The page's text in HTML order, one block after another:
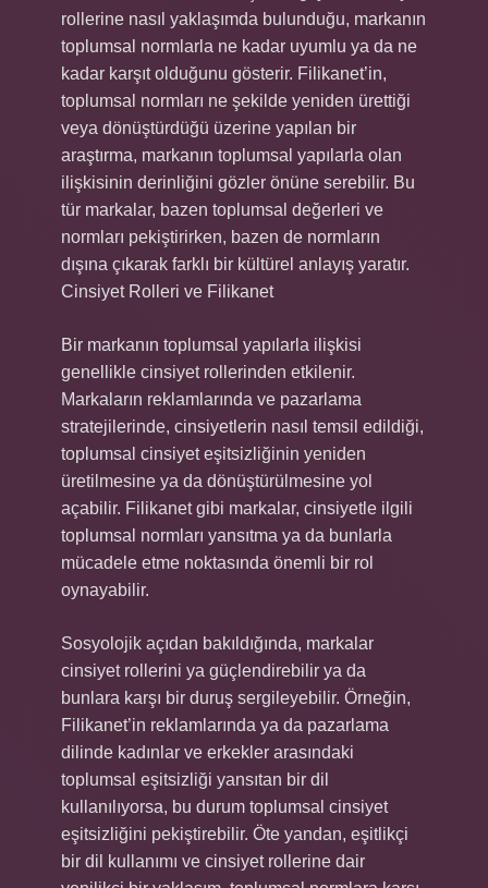
rollerine nasıl yaklaşımda bulunduğu, markanın
toplumsal normlarla ne kadar uyumlu ya da ne
kadar karşıt olduğunu gösterir. Filikanet’in,
toplumsal normları ne şekilde yeniden ürettiği
veya dönüştürdüğü üzerine yapılan bir
araştırma, markanın toplumsal yapılarla olan
ilişkisinin derinliğini gözler önüne serebilir. Bu
tür markalar, bazen toplumsal değerleri ve
normları pekiştirirken, bazen de normların
dışına çıkarak farklı bir kültürel anlayış yaratır.
Cinsiyet Rolleri ve Filikanet
Bir markanın toplumsal yapılarla ilişkisi
genellikle cinsiyet rollerinden etkilenir.
Markaların reklamlarında ve pazarlama
stratejilerinde, cinsiyetlerin nasıl temsil edildiği,
toplumsal cinsiyet eşitsizliğinin yeniden
üretilmesine ya da dönüştürülmesine yol
açabilir. Filikanet gibi markalar, cinsiyetle ilgili
toplumsal normları yansıtma ya da bunlarla
mücadele etme noktasında önemli bir rol
oynayabilir.
Sosyolojik açıdan bakıldığında, markalar
cinsiyet rollerini ya güçlendirebilir ya da
bunlara karşı bir duruş sergileyebilir. Örneğin,
Filikanet’in reklamlarında ya da pazarlama
dilinde kadınlar ve erkekler arasındaki
toplumsal eşitsizliği yansıtan bir dil
kullanılıyorsa, bu durum toplumsal cinsiyet
eşitsizliğini pekiştirebilir. Öte yandan, eşitlikçi
bir dil kullanımı ve cinsiyet rollerine dair